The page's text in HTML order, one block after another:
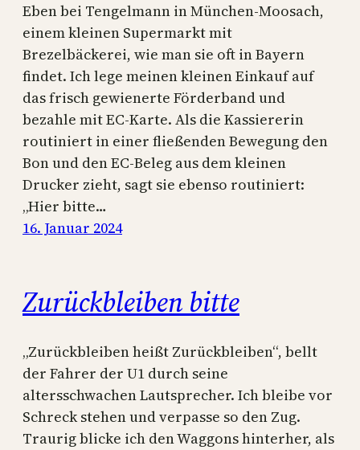
Eben bei Tengelmann in München-Moosach,
einem kleinen Supermarkt mit
Brezelbäckerei, wie man sie oft in Bayern
findet. Ich lege meinen kleinen Einkauf auf
das frisch gewienerte Förderband und
bezahle mit EC-Karte. Als die Kassiererin
routiniert in einer fließenden Bewegung den
Bon und den EC-Beleg aus dem kleinen
Drucker zieht, sagt sie ebenso routiniert:
„Hier bitte…
16. Januar 2024
Zurückbleiben bitte
„Zurückbleiben heißt Zurückbleiben“, bellt
der Fahrer der U1 durch seine
altersschwachen Lautsprecher. Ich bleibe vor
Schreck stehen und verpasse so den Zug.
Traurig blicke ich den Waggons hinterher, als